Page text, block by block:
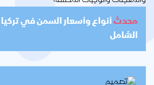
محدث
الشامل